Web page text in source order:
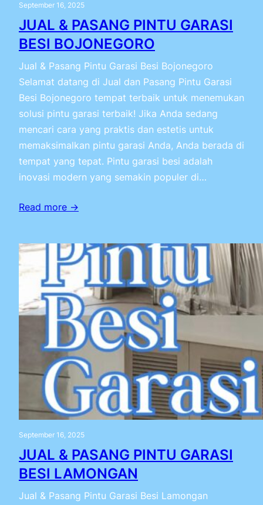
September 16, 2025
JUAL & PASANG PINTU GARASI
BESI BOJONEGORO
Jual & Pasang Pintu Garasi Besi Bojonegoro
Selamat datang di Jual dan Pasang Pintu Garasi
Besi Bojonegoro tempat terbaik untuk menemukan
solusi pintu garasi terbaik! Jika Anda sedang
mencari cara yang praktis dan estetis untuk
memaksimalkan pintu garasi Anda, Anda berada di
tempat yang tepat. Pintu garasi besi adalah
inovasi modern yang semakin populer di…
Read more →
September 16, 2025
JUAL & PASANG PINTU GARASI
BESI LAMONGAN
Jual & Pasang Pintu Garasi Besi Lamongan